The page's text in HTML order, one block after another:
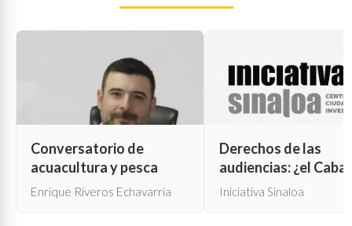
Conversatorio de
acuacultura y pesca
Enrique Riveros Echavarría
Derechos de las
audiencias: ¿el
de Troya para la
Iniciativa Sinaloa